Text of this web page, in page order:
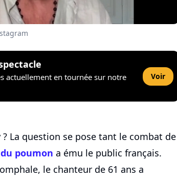
actuellement en tournée sur notre
Voir
La question se pose tant le combat de
poumon a ému le public français.
le chanteur de 61 ans a